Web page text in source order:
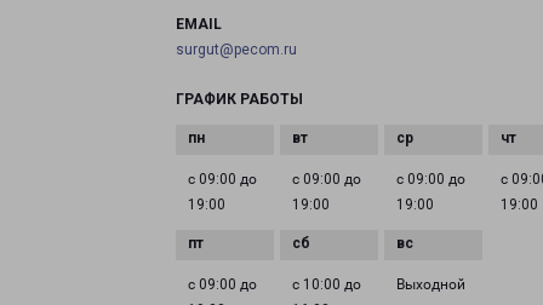
EMAIL
surgut@pecom.ru
ГРАФИК РАБОТЫ
с 09:00 до
19:00
с 09:00 до
19:00
с 09:00 до
19:00
с
19:00
с 09:00 до
с 10:00 до
Выходной